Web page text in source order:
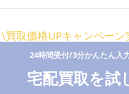
\買取価格UPキャンペー
宅配買取を試